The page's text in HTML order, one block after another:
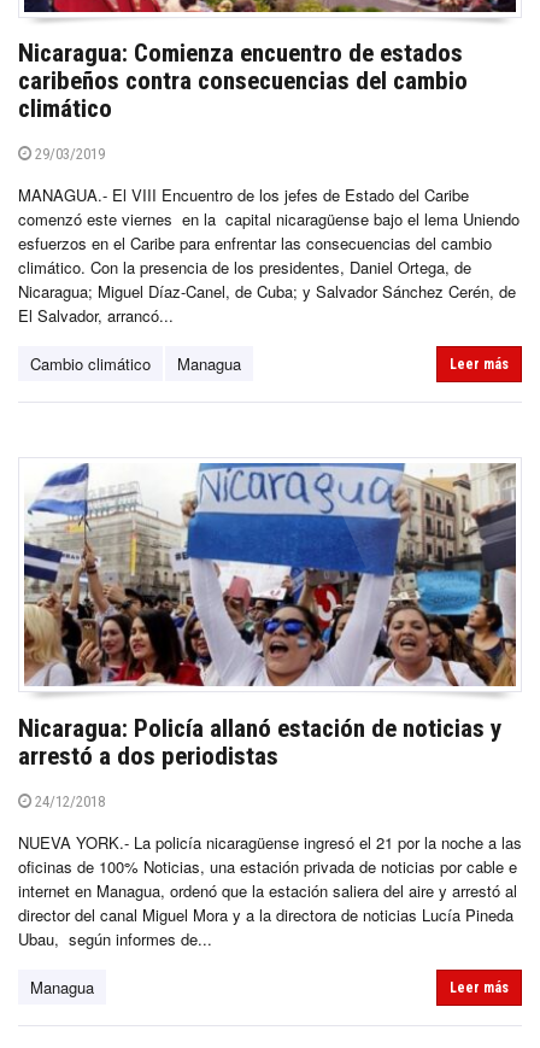
Nicaragua: Comienza encuentro de estados
caribeños contra consecuencias del cambio
climático
29/03/2019
MANAGUA.- El VIII Encuentro de los jefes de Estado del Caribe
comenzó este viernes en la capital nicaragüense bajo el lema Uniendo
esfuerzos en el Caribe para enfrentar las consecuencias del cambio
climático. Con la presencia de los presidentes, Daniel Ortega, de
Nicaragua; Miguel Díaz-Canel, de Cuba; y Salvador Sánchez Cerén, de
El Salvador, arrancó...
Cambio climático Managua Leer más
Nicaragua: Policía allanó estación de noticias y
arrestó a dos periodistas
24/12/2018
NUEVA YORK.- La policía nicaragüense ingresó el 21 por la noche a las
oficinas de 100% Noticias, una estación privada de noticias por cable e
internet en Managua, ordenó que la estación saliera del aire y arrestó al
director del canal Miguel Mora y a la directora de noticias Lucía Pineda
Ubau, según informes de...
Managua Leer más